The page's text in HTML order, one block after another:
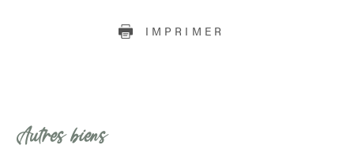
IMPRIMER
Autres biens